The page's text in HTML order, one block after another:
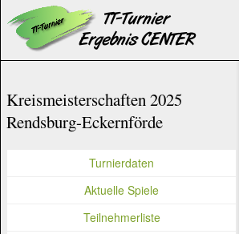
Kreismeisterschaften 2025
Rendsburg-Eckernförde
Turnierdaten
Aktuelle Spiele
Teilnehmerliste